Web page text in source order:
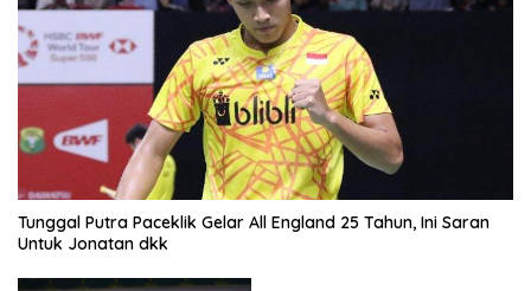
Tunggal Putra Paceklik Gelar All England 25 Tahun, Ini Saran
Untuk Jonatan dkk